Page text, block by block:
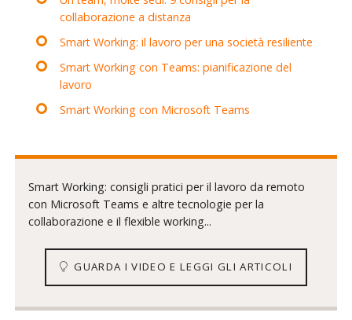
collaborazione a distanza
Smart Working: il lavoro per una società resiliente
Smart Working con Teams: pianificazione del
lavoro
Smart Working con Microsoft Teams
Smart Working: consigli pratici per il lavoro da remoto
con Microsoft Teams e altre tecnologie per la
collaborazione e il flexible working...
GUARDA I VIDEO E LEGGI GLI ARTICOLI